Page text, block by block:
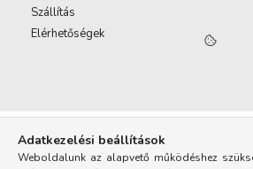
Szállítás
Elérhetőségek
Adatkezelési beállítások
Weboldalunk az alapvető működéshez